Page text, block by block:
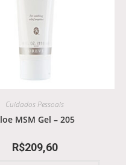
Cuidados Pessoais
MSM Gel – 205
R$209,60